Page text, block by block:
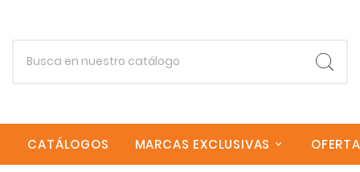
CATÁLOGOS MARCAS EXCLUSIVAS